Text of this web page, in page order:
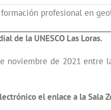
profesional en
de la UNESCO Las Loras.
de 2021 entre
el enlace a la Sala